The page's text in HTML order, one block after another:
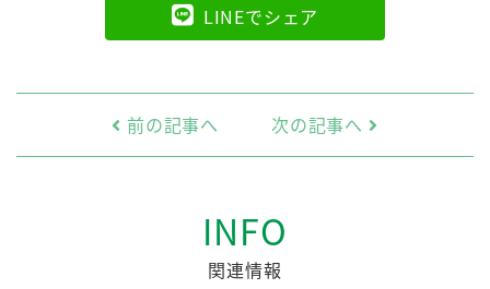
LINEでシェア
前の記事へ 次の記事へ
INFO
関連情報